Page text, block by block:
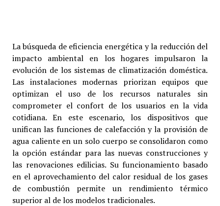
La búsqueda de eficiencia energética y la reducción del
impacto ambiental en los hogares impulsaron la
evolución de los sistemas de climatización doméstica.
Las instalaciones modernas priorizan equipos que
optimizan el uso de los recursos naturales sin
comprometer el confort de los usuarios en la vida
cotidiana. En este escenario, los dispositivos que
unifican las funciones de calefacción y la provisión de
agua caliente en un solo cuerpo se consolidaron como
la opción estándar para las nuevas construcciones y
las renovaciones edilicias. Su funcionamiento basado
en el aprovechamiento del calor residual de los gases
de combustión permite un rendimiento térmico
superior al de los modelos tradicionales.